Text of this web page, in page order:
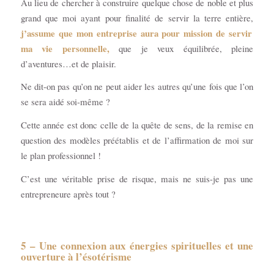
grand que moi ayant pour finalité de servir la terre entière,
j’assume que mon entreprise aura pour mission de servir
ma vie personnelle, que je veux équilibrée, pleine
d’aventures…et de plaisir.
Ne dit-on pas qu’on ne peut aider les autres qu’une fois que l’on
se sera aidé soi-même ?
Cette année est donc celle de la quête de sens, de la remise en
question des modèles préétablis et de l’affirmation de moi sur
le plan professionnel !
C’est une véritable prise de risque, mais ne suis-je pas une
entrepreneure après tout ?
5 – Une connexion aux énergies spirituelles et une
ouverture à l’ésotérisme